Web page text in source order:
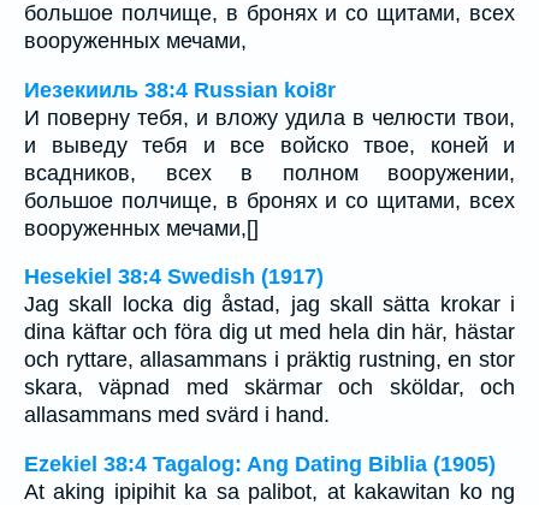
большое полчище, в бронях и со щитами, всех
вооруженных мечами,
Иезекииль 38:4 Russian koi8r
И поверну тебя, и вложу удила в челюсти твои,
и выведу тебя и все войско твое, коней и
всадников, всех в полном вооружении,
большое полчище, в бронях и со щитами, всех
вооруженных мечами,[]
Hesekiel 38:4 Swedish (1917)
Jag skall locka dig åstad, jag skall sätta krokar i
dina käftar och föra dig ut med hela din här, hästar
och ryttare, allasammans i präktig rustning, en stor
skara, väpnad med skärmar och sköldar, och
allasammans med svärd i hand.
Ezekiel 38:4 Tagalog: Ang Dating Biblia (1905)
At aking ipipihit ka sa palibot, at kakawitan ko ng